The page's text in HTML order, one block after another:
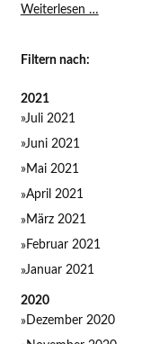
Weiterlesen …SPD-
Filtern nach:
2021
Juli 2021
Juni 2021
Mai 2021
April 2021
März 2021
Februar 2021
Januar 2021
2020
Dezember 2020